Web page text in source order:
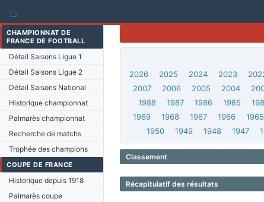
⌂
CHAMPIONNAT DE
FRANCE DE FOOTBALL
Détail Saisons Ligue 1
Détail Saisons Ligue 2
Détail Saisons National
Historique championnat
Palmarès championnat
Recherche de matchs
Trophée des champions
COUPE DE FRANCE
Historique depuis 1918
Palmarès coupe
2026
2025 2024 2023
2007
2006 2005 2004
1988
1987 1986 1985
1969
1968 1967 1966 1965
1950
1949 1948 1947
Classement
Récapitulatif des résultats